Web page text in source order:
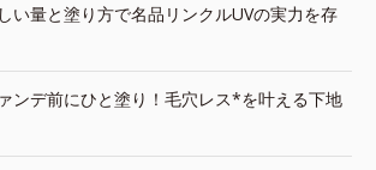
い量と塗り方で名品リンクルUVの実力を存
ンデ前にひと塗り！毛穴レス*を叶える下地